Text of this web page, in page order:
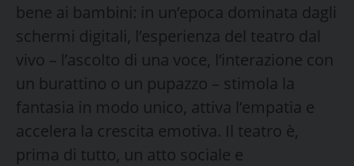
bene ai bambini: in un’epoca dominata dagli
schermi digitali, l’esperienza del teatro dal
vivo – l’ascolto di una voce, l’interazione con
un burattino o un pupazzo – stimola la
fantasia in modo unico, attiva l’empatia e
accelera la crescita emotiva. Il teatro è,
prima di tutto, un atto sociale e